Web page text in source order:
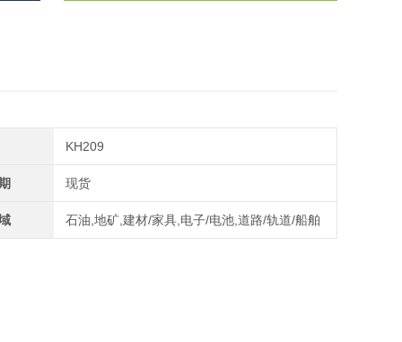
KH209
现货
石油,地矿,建材/家具,电子/电池,道路/轨道/船舶